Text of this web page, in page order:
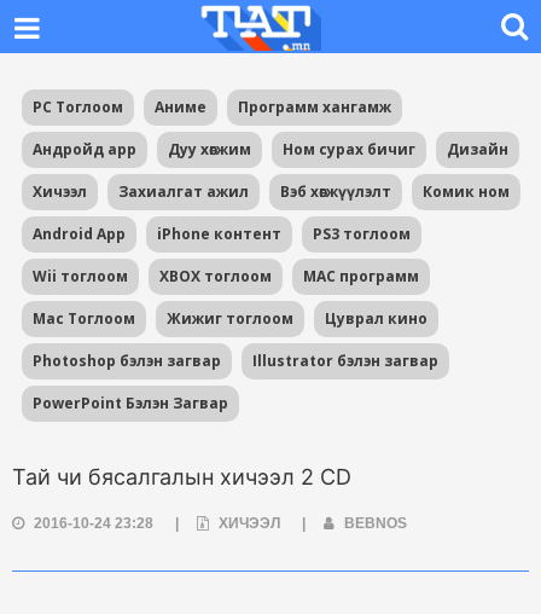
PC Тоглоом Аниме Программ хангамж
Андройд app Дуу хөгжим Ном сурах бичиг Дизайн
Хичээл Захиалгат ажил Вэб хөгжүүлэлт Комик ном
Android App iPhone контент PS3 тоглоом
Wii тоглоом XBOX тоглоом MAC программ
Mac Тоглоом Жижиг тоглоом Цуврал кино
Photoshop бэлэн загвар Illustrator бэлэн загвар
PowerPoint Бэлэн Загвар
Тай чи бясалгалын хичээл 2 CD
2016-10-24 23:28 ХИЧЭЭЛ BEBNOS